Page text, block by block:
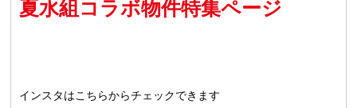
夏水組コラボ物件特集ページ
インスタはこちらからチェックできます